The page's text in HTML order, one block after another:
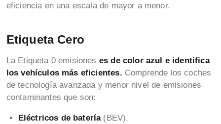
eficiencia en una escala de mayor a menor.
Etiqueta Cero
La Etiqueta 0 emisiones es de color azul e identifica
los vehículos más eficientes. Comprende los coches
de tecnología avanzada y menor nivel de emisiones
contaminantes que son:
Eléctricos de batería(BEV).